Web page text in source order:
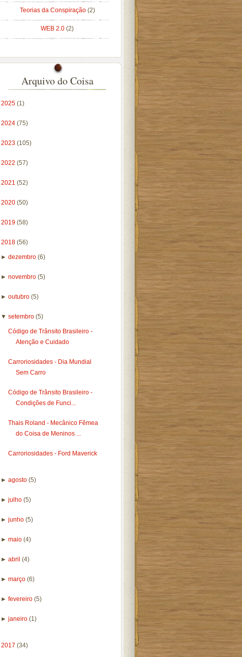
Teorias da Conspiração (2)
WEB 2.0 (2)
Arquivo do Coisa
2025 (1)
2024 (75)
2023 (105)
2022 (57)
2021 (52)
2020 (50)
2019 (58)
2018 (56)
► dezembro (6)
► novembro (5)
► outubro (5)
▼ setembro (5)
Código de Trânsito Brasileiro -
Atenção e Cuidado
Carroriosidades - Dia Mundial
Sem Carro
Código de Trânsito Brasileiro -
Condições de Funci...
Thais Roland - Mecânico Fêmea
do Coisa de Meninos ...
Carroriosidades - Ford Maverick
► agosto (5)
► julho (5)
► junho (5)
► maio (4)
► abril (4)
► março (6)
► fevereiro (5)
► janeiro (1)
2017 (34)